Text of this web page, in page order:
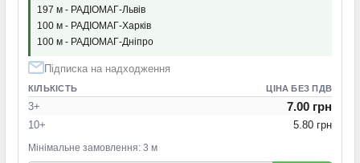
197 м - РАДІОМАГ-Львів
100 м - РАДІОМАГ-Харків
100 м - РАДІОМАГ-Дніпро
Підписка на надходження
КІЛЬКІСТЬ ЦІНА БЕЗ ПДВ
3+ 7.00 грн
10+ 5.80 грн
Мінімальне замовлення: 3 м